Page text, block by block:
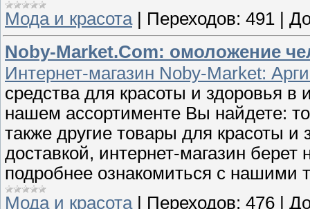
Мода и красота| Переходов: 491
Noby-Market.Com: омоложение
Интернет-магазин Noby-Market:
средства для красоты и здоровья
нашем ассортименте Вы найдете:
также другие товары для красоты и
доставкой, интернет-магазин
подробнее ознакомиться с нашими
Мода и красота| Переходов: 476